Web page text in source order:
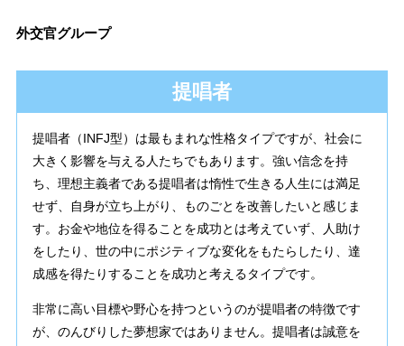
外交官グループ
提唱者
提唱者（INFJ型）は最もまれな性格タイプですが、社会に
大きく影響を与える人たちでもあります。強い信念を持
ち、理想主義者である提唱者は惰性で生きる人生には満足
せず、自身が立ち上がり、ものごとを改善したいと感じま
す。お金や地位を得ることを成功とは考えていず、人助け
をしたり、世の中にポジティブな変化をもたらしたり、達
成感を得たりすることを成功と考えるタイプです。
非常に高い目標や野心を持つというのが提唱者の特徴です
が、のんびりした夢想家ではありません。提唱者は誠意を